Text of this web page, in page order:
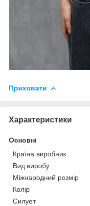
Приховати
Характеристики
Основні
Країна виробник
Вид виробу
Міжнародний розмір
Колір
Силует